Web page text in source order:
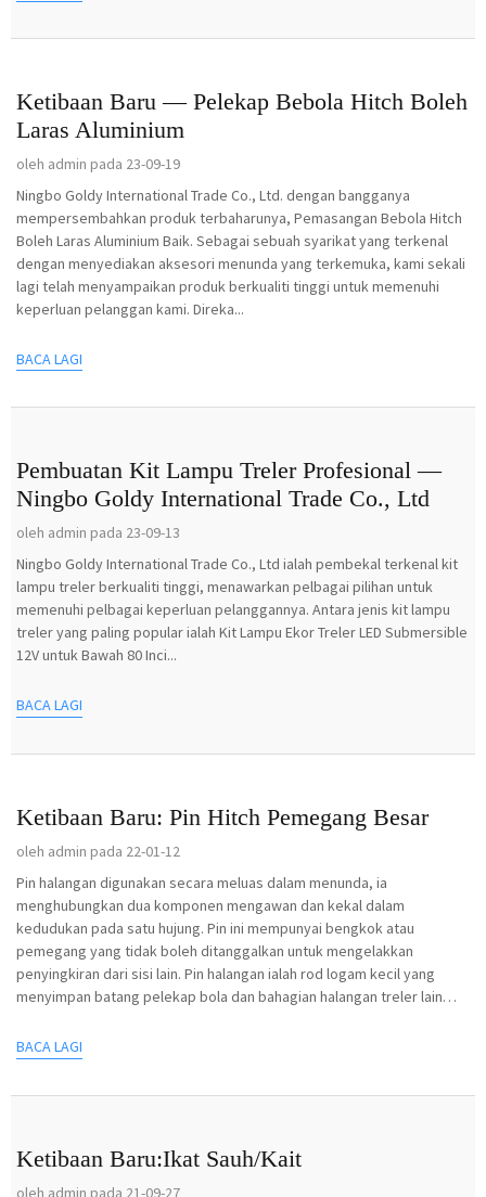
Ketibaan Baru — Pelekap Bebola Hitch Boleh
Laras Aluminium
oleh admin pada 23-09-19
Ningbo Goldy International Trade Co., Ltd. dengan bangganya
mempersembahkan produk terbaharunya, Pemasangan Bebola Hitch
Boleh Laras Aluminium Baik. Sebagai sebuah syarikat yang terkenal
dengan menyediakan aksesori menunda yang terkemuka, kami sekali
lagi telah menyampaikan produk berkualiti tinggi untuk memenuhi
keperluan pelanggan kami. Direka...
BACA LAGI
Pembuatan Kit Lampu Treler Profesional —
Ningbo Goldy International Trade Co., Ltd
oleh admin pada 23-09-13
Ningbo Goldy International Trade Co., Ltd ialah pembekal terkenal kit
lampu treler berkualiti tinggi, menawarkan pelbagai pilihan untuk
memenuhi pelbagai keperluan pelanggannya. Antara jenis kit lampu
treler yang paling popular ialah Kit Lampu Ekor Treler LED Submersible
12V untuk Bawah 80 Inci...
BACA LAGI
Ketibaan Baru: Pin Hitch Pemegang Besar
oleh admin pada 22-01-12
Pin halangan digunakan secara meluas dalam menunda, ia
menghubungkan dua komponen mengawan dan kekal dalam
kedudukan pada satu hujung. Pin ini mempunyai bengkok atau
pemegang yang tidak boleh ditanggalkan untuk mengelakkan
penyingkiran dari sisi lain. Pin halangan ialah rod logam kecil yang
menyimpan batang pelekap bola dan bahagian halangan treler lain
BACA LAGI
Ketibaan Baru:Ikat Sauh/Kait
oleh admin pada 21-09-27